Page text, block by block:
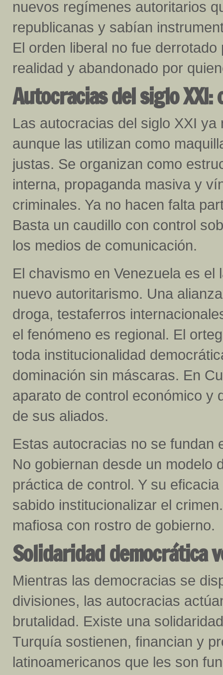
nuevos regímenes autoritarios
republicanas y sabían
El orden liberal no fue
realidad y abandonado por
Autocracias del siglo
Las autocracias del siglo XXI
aunque las utilizan como
justas. Se organizan como
interna, propaganda masiva y
criminales. Ya no hacen falta
Basta un caudillo con control
los medios de comunicación.
El chavismo en Venezuela es
nuevo autoritarismo. Una
droga, testaferros
el fenómeno es regional. El
toda institucionalidad
dominación sin máscaras. En
aparato de control económico y
de sus aliados.
Estas autocracias no se fundan
No gobiernan desde un modelo
práctica de control. Y su
sabido institucionalizar el
mafiosa con rostro de gobierno.
Solidaridad democrática
Mientras las democracias se
divisiones, las autocracias
brutalidad. Existe una
Turquía sostienen, financian y
latinoamericanos que les son